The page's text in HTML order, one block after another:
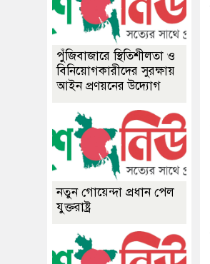
পুঁজিবাজারে স্থিতিশীলতা ও
বিনিয়োগকারীদের সুরক্ষায়
আইন প্রণয়নের উদ্যোগ
নতুন গোয়েন্দা প্রধান পেল
যুক্তরাষ্ট্র